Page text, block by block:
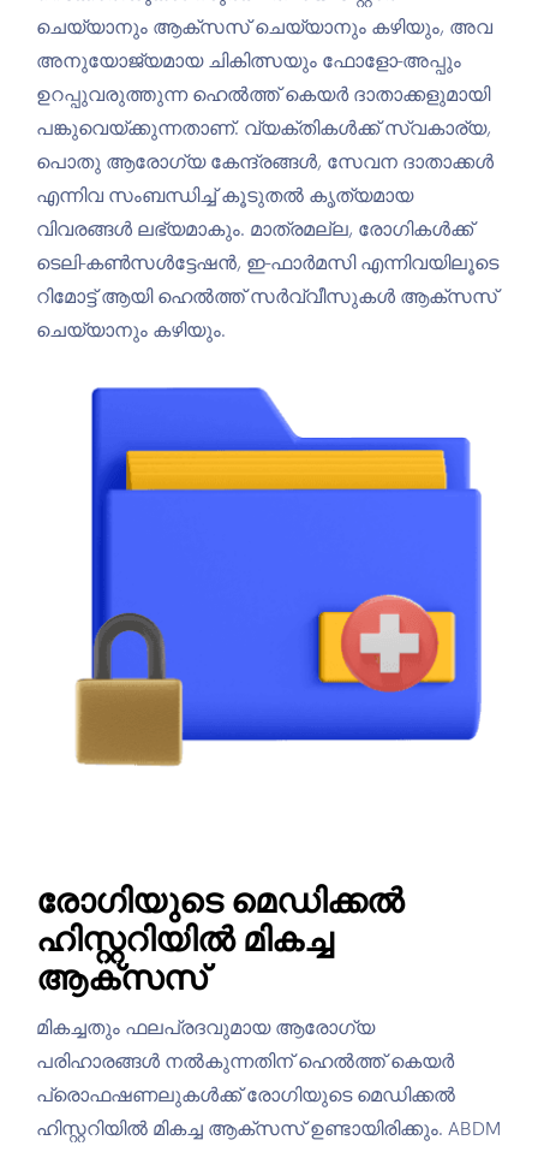
ചെയ്യാനും ആക്സസ് ചെയ്യാനും കഴിയും, അവ
അനുയോജ്യമായ ചികിത്സയും ഫോളോ-അപ്പും
ഉറപ്പുവരുത്തുന്ന ഹെൽത്ത് കെയർ ദാതാക്കളുമായി
പങ്കുവെയ്ക്കുന്നതാണ്. വ്യക്തികൾക്ക് സ്വകാര്യ,
പൊതു ആരോഗ്യ കേന്ദ്രങ്ങള്‍, സേവന ദാതാക്കൾ
എന്നിവ സംബന്ധിച്ച് കൂടുതൽ കൃത്യമായ
വിവരങ്ങള്‍ ലഭ്യമാകും. മാത്രമല്ല, രോഗികൾക്ക്
ടെലി-കൺസൾട്ടേഷൻ, ഇ-ഫാർമസി എന്നിവയിലൂടെ
റിമോട്ട് ആയി ഹെൽത്ത് സർവ്വീസുകൾ ആക്സസ്
ചെയ്യാനും കഴിയും.
രോഗിയുടെ മെഡിക്കൽ
ഹിസ്റ്ററിയില്‍ മികച്ച
ആക്സസ്
മികച്ചതും ഫലപ്രദവുമായ ആരോഗ്യ
പരിഹാരങ്ങൾ നൽകുന്നതിന് ഹെൽത്ത് കെയർ
പ്രൊഫഷണലുകൾക്ക് രോഗിയുടെ മെഡിക്കൽ
ഹിസ്റ്ററിയില്‍ മികച്ച ആക്സസ് ഉണ്ടായിരിക്കും. ABDM